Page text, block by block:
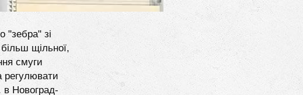
"зебра" зі
щільної,
смуги
регулювати
в Новоград-